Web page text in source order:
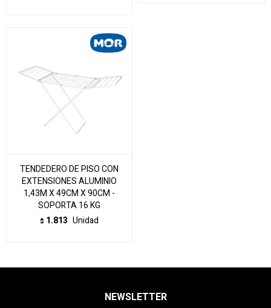
TENDEDERO DE PISO CON
EXTENSIONES ALUMINIO
1,43M X 49CM X 90CM -
SOPORTA 16 KG
$ 1.813 Unidad
NEWSLETTER